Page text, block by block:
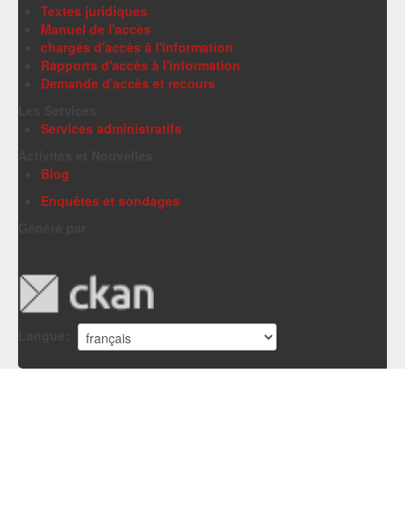
Textes juridiques
Manuel de l'accès
chargés d'accès à l'information
Rapports d'accès à l'information
Demande d'accès et recours
Services administratifs
Blog
Enquêtes et sondages